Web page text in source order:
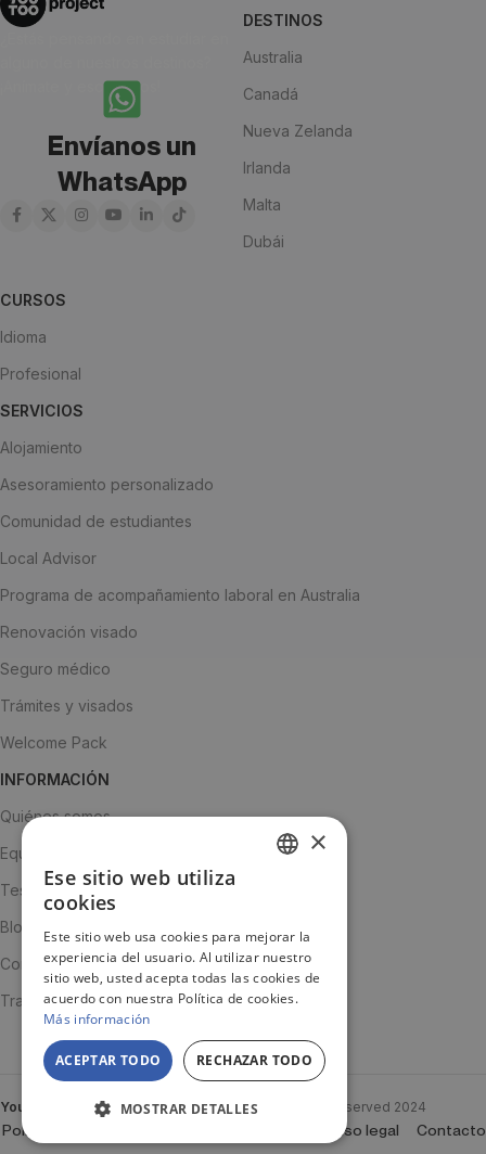
¡Anímate y escríbenos!
Envíanos un
WhatsApp
DESTINOS
Australia
Canadá
Nueva Zelanda
Irlanda
Malta
Dubái
CURSOS
Idioma
Profesional
SERVICIOS
Alojamiento
Asesoramiento personalizado
Comunidad de estudiantes
Local Advisor
Programa de acompañamiento laboral en Australia
Renovación visado
Seguro médico
Trámites y visados
Welcome Pack
INFORMACIÓN
Quiénes somos
Equipo
Testimonios
Blog
Contacto
Trabaja con nosotros
YouTooProjectCreated ByYouTooProject All rights reserved 2024
Política de Cookies Aviso legal Contacto
JA
×
Ese sitio web utiliza
cookies
Este sitio web usa cookies para mejorar la
experiencia del usuario. Al utilizar nuestro
sitio web, usted acepta todas las cookies de
acuerdo con nuestra Política de cookies.
Más información
ACEPTAR TODO RECHAZAR TODO
MOSTRAR DETALLES